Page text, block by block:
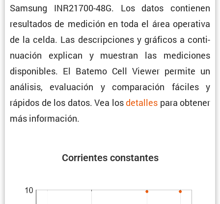
Samsung INR21700-48G. Los datos contienen
resul­tados de medición en toda el área opera­tiva
de la celda. Las descrip­ciones y gráficos a conti­
nua­ción explican y muestran las mediciones
dispo­ni­bles. El Batemo Cell Viewer permite un
análisis, evalua­ción y compa­ra­ción fáciles y
rápidos de los datos. Vea losdetalles para obtener
más información.
Corrientes constantes